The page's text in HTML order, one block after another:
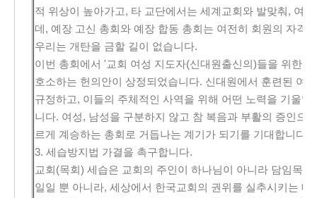
적 위상이 높아가고, 타 교단에서는 세계교회와 발맞춰, 여
데, 예장 고신 총회와 예장 합동 총회는 여전히 회원의 자격
우리는 개탄을 금할 길이 없습니다.
이번 총회에서 '교회 여성 지도자(신대원출신의)들을 위한
호소하는 헌의안이 상정되었습니다. 신대원에서 훈련된 여
규정하고, 이들의 주체적인 사역을 위해 어떤 노력을 기울
니다. 여성, 남성을 구분하지 않고 참 복음과 부활의 증인으
르게 계승하는 총회로 거듭나는 계기가 되기를 기대합니다.
3. 세습방지법 가결을 촉구합니다.
교회(목회) 세습은 교회의 주인이 하나님이 아니라 담임목
일일 뿐 아니라, 세상에서 한국교회의 권위를 실추시키는